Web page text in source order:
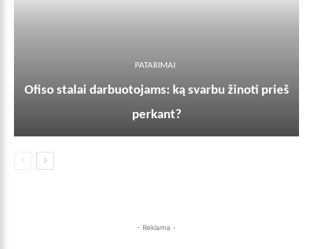
PATARIMAI
Ofiso stalai darbuotojams: ką svarbu žinoti prieš
perkant?
- Reklama -